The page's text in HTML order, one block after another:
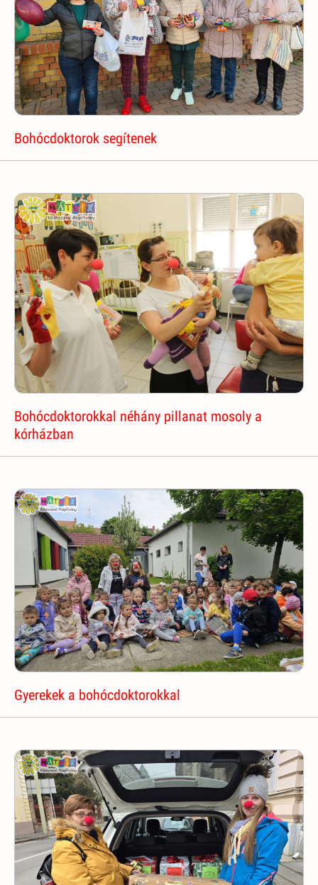
Bohócdoktorok segítenek
Bohócdoktorokkal néhány pillanat mosoly a
kórházban
Gyerekek a bohócdoktorokkal